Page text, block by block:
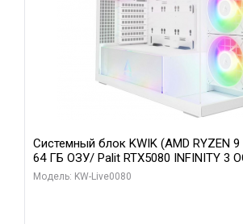
Системный блок KWIK (AMD RYZEN 9
64 ГБ ОЗУ/ Palit RTX5080 INFINITY 3
256bit 3xDP H/ 960 ГБ SSD)
Модель: KW-Live0080